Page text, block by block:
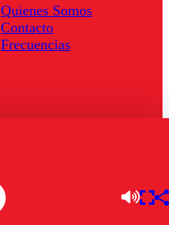
Quienes Somos
Contacto
Frecuencias